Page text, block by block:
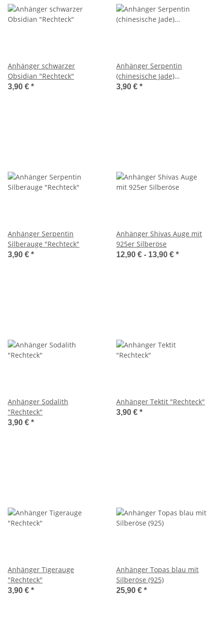
Anhänger schwarzer
Obsidian "Rechteck"
3,90 € *
Anhänger Serpentin
(chinesische Jade)
"Rechteck"
3,90 € *
Anhänger Serpentin
Silberauge "Rechteck"
3,90 € *
Anhänger Shivas Auge mit
925er Silberöse
12,90 € - 13,90 € *
Anhänger Sodalith
"Rechteck"
3,90 € *
Anhänger Tektit "Rechteck"
3,90 € *
Anhänger Tigerauge
"Rechteck"
3,90 € *
Anhänger Topas blau mit
Silberöse (925)
25,90 € *